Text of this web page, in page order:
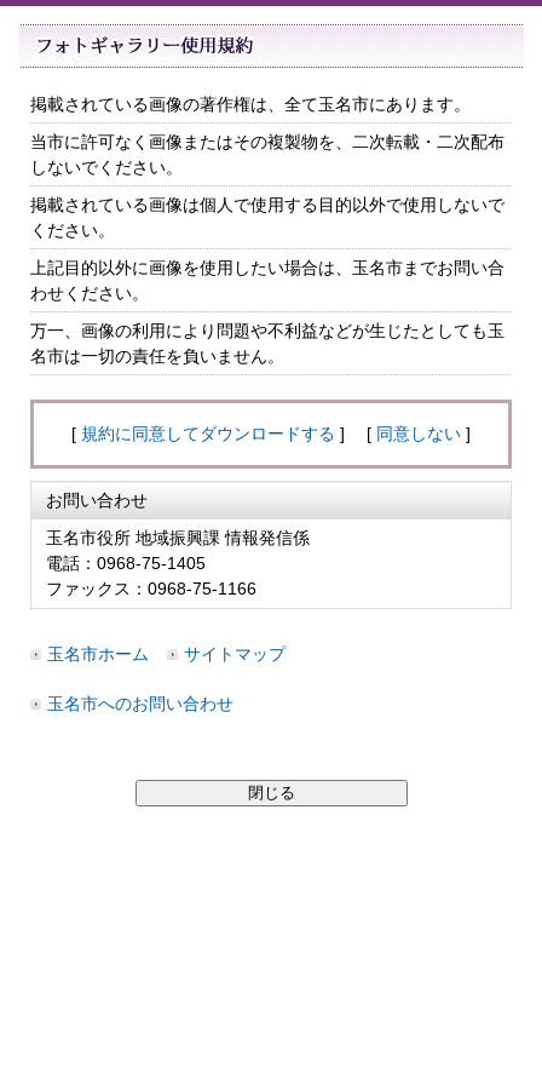
掲載されている画像の著作権は、全て玉名市にあります。
当市に許可なく画像またはその複製物を、二次転載・二次配布
しないでください。
掲載されている画像は個人で使用する目的以外で使用しないで
ください。
上記目的以外に画像を使用したい場合は、玉名市までお問い合
わせください。
万一、画像の利用により問題や不利益などが生じたとしても玉
名市は一切の責任を負いません。
[ 規約に同意してダウンロードする ] [ 同意しない ]
お問い合わせ
玉名市役所 地域振興課 情報発信係
電話：0968-75-1405
ファックス：0968-75-1166
玉名市ホーム サイトマップ
玉名市へのお問い合わせ